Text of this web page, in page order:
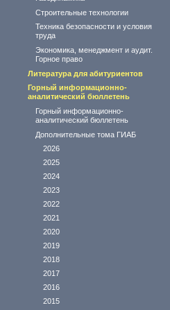
Строительные технологии
Техника безопасности и условия
труда
Экономика, менеджмент и аудит.
Горное право
Литература для абитуриентов
Горный информационно-
аналитический бюллетень
Горный информационно-
аналитический бюллетень
Дополнительные тома ГИАБ
2026
2025
2024
2023
2022
2021
2020
2019
2018
2017
2016
2015